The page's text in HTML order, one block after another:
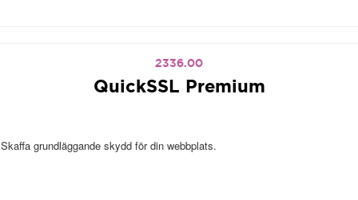
2336.00
QuickSSL Premium
Skaffa grundläggande skydd för din webbplats.